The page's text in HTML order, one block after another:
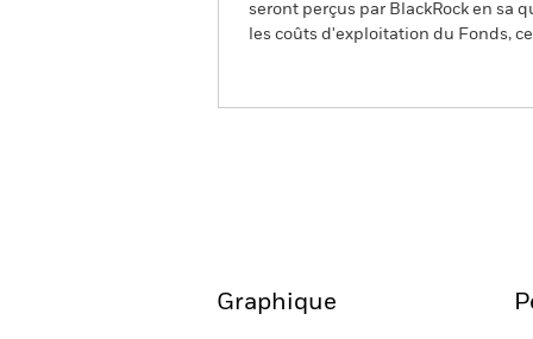
seront perçus par BlackRock en sa
les coûts d'exploitation du Fonds,
Graphique